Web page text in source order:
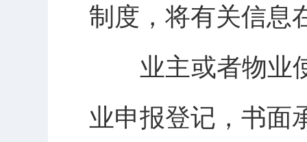
制度，将有关信息
业主或者物业使
业申报登记，书面